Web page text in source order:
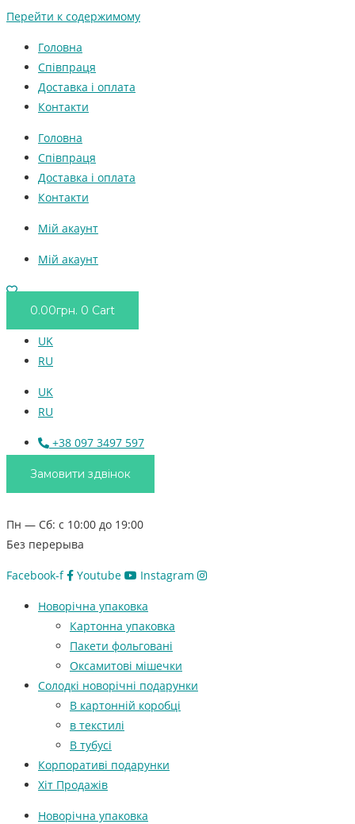
Перейти к содержимому
Головна
Співпраця
Доставка і оплата
Контакти
Головна
Співпраця
Доставка і оплата
Контакти
Мій акаунт
Мій акаунт
0.00грн. 0 Cart
UK
RU
UK
RU
+38 097 3497 597
Замовити здвінок
Пн — Сб: с 10:00 до 19:00
Без перерыва
Facebook-f Youtube Instagram
Новорічна упаковка
Картонна упаковка
Пакети фольговані
Оксамитові мішечки
Солодкі новорічні подарунки
В картонній коробці
в текстилі
В тубусі
Корпоративі подарунки
Хіт Продажів
Новорічна упаковка